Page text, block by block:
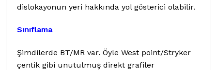
dislokayonun yeri hakkında yol gösterici olabilir.
Sınıflama
Şimdilerde BT/MR var. Öyle West point/Stryker
çentik gibi unutulmuş direkt grafiler